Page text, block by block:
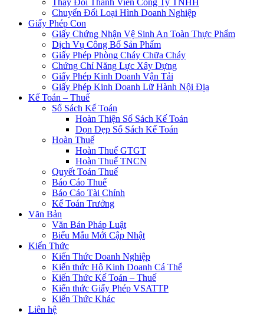
Thay Đổi Thành Viên Công Ty TNHH
Chuyển Đổi Loại Hình Doanh Nghiệp
Giấy Phép Con
Giấy Chứng Nhận Vệ Sinh An Toàn Thực Phẩm
Dịch Vụ Công Bố Sản Phẩm
Giấy Phép Phòng Cháy Chữa Cháy
Chứng Chỉ Năng Lực Xây Dựng
Giấy Phép Kinh Doanh Vận Tải
Giấy Phép Kinh Doanh Lữ Hành Nội Địa
Kế Toán – Thuế
Sổ Sách Kế Toán
Hoàn Thiện Sổ Sách Kế Toán
Dọn Dẹp Sổ Sách Kế Toán
Hoàn Thuế
Hoàn Thuế GTGT
Hoàn Thuế TNCN
Quyết Toán Thuế
Báo Cáo Thuế
Báo Cáo Tài Chính
Kế Toán Trưởng
Văn Bản
Văn Bản Pháp Luật
Biểu Mẫu Mới Cập Nhật
Kiến Thức
Kiến Thức Doanh Nghiệp
Kiến thức Hộ Kinh Doanh Cá Thể
Kiến Thức Kế Toán – Thuế
Kiến thức Giấy Phép VSATTP
Kiến Thức Khác
Liên hệ